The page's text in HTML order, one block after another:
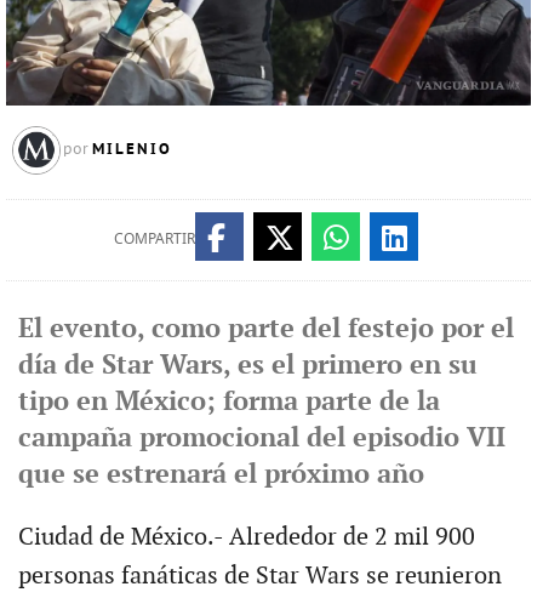
por MILENIO
COMPARTIR
El evento, como parte del festejo por el
día de Star Wars, es el primero en su
tipo en México; forma parte de la
campaña promocional del episodio VII
que se estrenará el próximo año
Ciudad de México.- Alrededor de 2 mil 900
personas fanáticas de Star Wars se reunieron